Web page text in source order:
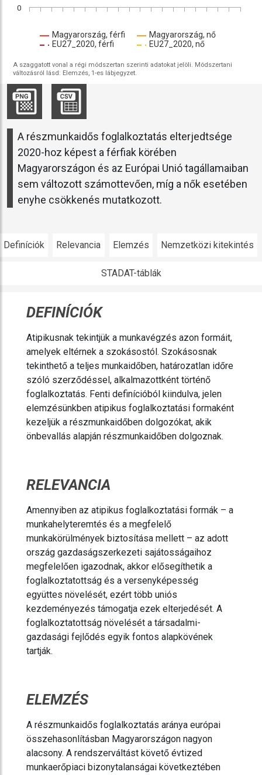
A szaggatott vonal a régi módszertan szerinti adatokat jelöli. Módszertani
változásról lásd: Elemzés, 1-es lábjegyzet.
0
Magyarország, férfi
Magyarország, nő
EU27_2020, férfi
EU27_2020, nő
A részmunkaidős foglalkoztatás elterjedtsége
2020-hoz képest a férfiak körében
Magyarországon és az Európai Unió tagállamaiban
sem változott számottevően, míg a nők esetében
enyhe csökkenés mutatkozott.
Definíciók Relevancia Elemzés Nemzetközi kitekintés
STADAT-táblák
DEFINÍCIÓK
Atipikusnak tekintjük a munkavégzés azon formáit,
amelyek eltérnek a szokásostól. Szokásosnak
tekinthető a teljes munkaidőben, határozatlan időre
szóló szerződéssel, alkalmazottként történő
foglalkoztatás. Fenti definícióból kiindulva, jelen
elemzésünkben atipikus foglalkoztatási formaként
kezeljük a részmunkaidőben dolgozókat, akik
önbevallás alapján részmunkaidőben dolgoznak.
RELEVANCIA
Amennyiben az atipikus foglalkoztatási formák – a
munkahelyteremtés és a megfelelő
munkakörülmények biztosítása mellett – az adott
ország gazdaságszerkezeti sajátosságaihoz
megfelelően igazodnak, akkor elősegíthetik a
foglalkoztatottság és a versenyképesség
együttes növelését, ezért több uniós
kezdeményezés támogatja ezek elterjedését. A
foglalkoztatottság növelését a társadalmi-
gazdasági fejlődés egyik fontos alapkövének
tartják.
ELEMZÉS
A részmunkaidős foglalkoztatás aránya európai
összehasonlításban Magyarországon nagyon
alacsony. A rendszerváltást követő évtized
munkaerőpiaci bizonytalanságai következtében